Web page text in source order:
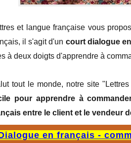
et langue française vous
il s'agit d'un court dialogue
à deux doigts d'apprendre à
tout le monde, notre site
pour apprendre à
entre le client et le vendeur
en français -